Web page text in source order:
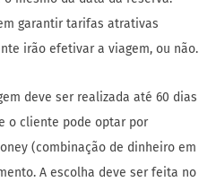
garantir tarifas atrativas
irão efetivar a viagem, ou não.
deve ser realizada até 60 dias
o cliente pode optar por
(combinação de dinheiro em
A escolha deve ser feita no